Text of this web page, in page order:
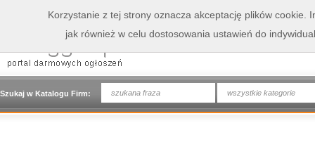
Szukaj w Katalogu Firm: wszystkie kategorie
Korzystanie z tej strony oznacza akceptację plików cookie.
jak również w celu dostosowania ustawień do